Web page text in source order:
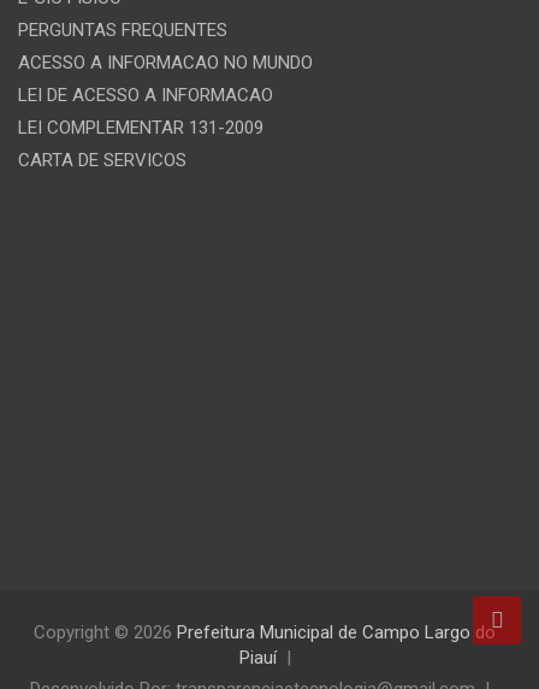
PERGUNTAS FREQUENTES
ACESSO A INFORMACAO NO MUNDO
LEI DE ACESSO A INFORMACAO
LEI COMPLEMENTAR 131-2009
CARTA DE SERVICOS
Copyright © 2026 Prefeitura Municipal de Campo Largo do
Piauí